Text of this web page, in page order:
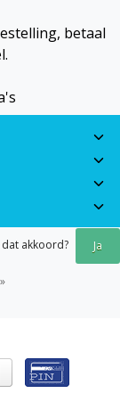
betaal
akkoord? Ja